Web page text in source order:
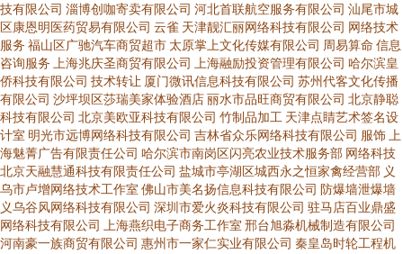
技有限公司 淄博创咖寄卖有限公司 河北首联航空服务有限公司 汕尾市城
区康恩明医药贸易有限公司 云雀 天津靓汇丽网络科技有限公司 网络技术
服务 福山区广驰汽车商贸超市 太原掌上文化传媒有限公司 周易算命 信息
咨询服务 上海兆庆圣商贸有限公司 上海融励投资管理有限公司 哈尔滨皇
侨科技有限公司 技术转让 厦门微讯信息科技有限公司 苏州代客文化传播
有限公司 沙坪坝区莎瑞美家体验酒店丽水市品旺商贸有限公司 北京静聪
科技有限公司 北京美欧亚科技有限公司 竹制品加工 天津点睛艺术签名设
计室 明光市远博网络科技有限公司 吉林省众乐网络科技有限公司 服饰 上
海魅菁广告有限责任公司 哈尔滨市南岗区闪亮农业技术服务部 网络科技
北京天融慧通科技有限责任公司 盐城市亭湖区城西永之恒家禽经营部 义
乌市卢增网络技术工作室 佛山市美名扬信息科技有限公司 防爆墙泄爆墙
义乌谷风网络科技有限公司 深圳市爱火炎科技有限公司 驻马店百业鼎盛
网络科技有限公司
上海燕织电子商务工作室 邢台旭淼机械制造有限公司
河南豪一族商贸有限公司 惠州市一家仁实业有限公司 秦皇岛时轮工程机